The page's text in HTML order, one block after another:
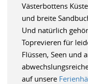
Västerbottens
und breite
Und natürlich
Toprevieren für
Flüssen, Seen und
auf unsere